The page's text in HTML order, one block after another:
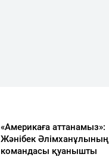
«Америкаға аттанамыз»:
Жәнібек Әлімханұлының
командасы қуанышты